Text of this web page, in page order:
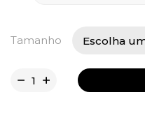
Tamanho